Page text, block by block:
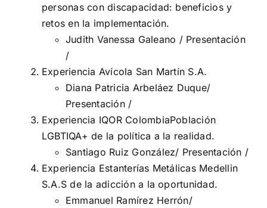
personas con discapacidad: beneficios y
retos en la implementación.
Judith Vanessa Galeano / Presentación
/
Experiencia Avícola San Martín S.A.
Diana Patricia Arbeláez Duque/
Presentación/
Experiencia IQOR ColombiaPoblación
LGBTIQA+ de la política a la realidad.
Santiago Ruiz González/ Presentación /
Experiencia Estanterías Metálicas Medellin
S.A.S de la adicción a la oportunidad.
Emmanuel Ramírez Herrón/